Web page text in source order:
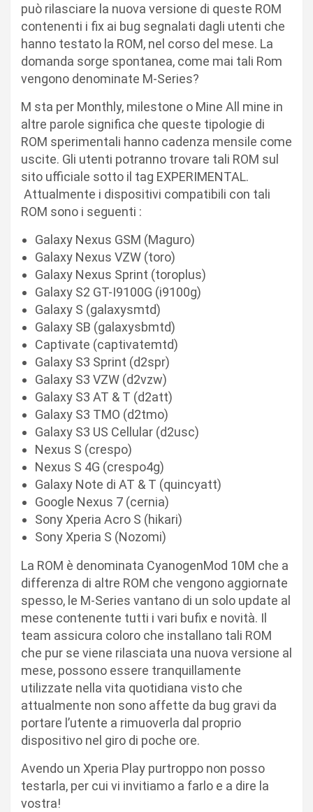
può rilasciare la nuova versione di queste ROM
contenenti i fix ai bug segnalati dagli utenti che
hanno testato la ROM, nel corso del mese. La
domanda sorge spontanea, come mai tali Rom
vengono denominate M-Series?
M sta per Monthly, milestone o Mine All mine in
altre parole significa che queste tipologie di
ROM sperimentali hanno cadenza mensile come
uscite. Gli utenti potranno trovare tali ROM sul
sito ufficiale sotto il tag EXPERIMENTAL.
Attualmente i dispositivi compatibili con tali
ROM sono i seguenti :
Galaxy Nexus GSM (Maguro)
Galaxy Nexus VZW (toro)
Galaxy Nexus Sprint (toroplus)
Galaxy S2 GT-I9100G (i9100g)
Galaxy S (galaxysmtd)
Galaxy SB (galaxysbmtd)
Captivate (captivatemtd)
Galaxy S3 Sprint (d2spr)
Galaxy S3 VZW (d2vzw)
Galaxy S3 AT & T (d2att)
Galaxy S3 TMO (d2tmo)
Galaxy S3 US Cellular (d2usc)
Nexus S (crespo)
Nexus S 4G (crespo4g)
Galaxy Note di AT & T (quincyatt)
Google Nexus 7 (cernia)
Sony Xperia Acro S (hikari)
Sony Xperia S (Nozomi)
La ROM è denominata CyanogenMod 10M che a
differenza di altre ROM che vengono aggiornate
spesso, le M-Series vantano di un solo update al
mese contenente tutti i vari bufix e novità. Il
team assicura coloro che installano tali ROM
che pur se viene rilasciata una nuova versione al
mese, possono essere tranquillamente
utilizzate nella vita quotidiana visto che
attualmente non sono affette da bug gravi da
portare l’utente a rimuoverla dal proprio
dispositivo nel giro di poche ore.
Avendo un Xperia Play purtroppo non posso
testarla, per cui vi invitiamo a farlo e a dire la
vostra!